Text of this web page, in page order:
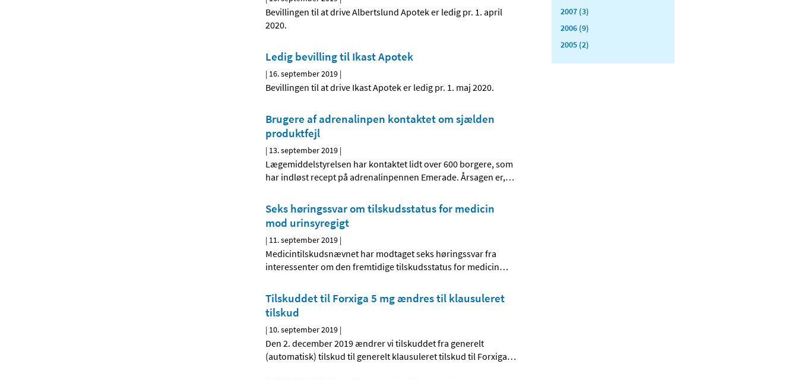
Bevillingen til at drive Albertslund Apotek er ledig pr. 1. april
2020.
Ledig bevilling til Ikast Apotek
| 16. september 2019 |
Bevillingen til at drive Ikast Apotek er ledig pr. 1. maj 2020.
Brugere af adrenalinpen kontaktet om sjælden
produktfejl
| 13. september 2019 |
Lægemiddelstyrelsen har kontaktet lidt over 600 borgere, som
har indløst recept på adrenalinpennen Emerade. Årsagen er,…
Seks høringssvar om tilskudsstatus for medicin
mod urinsyregigt
| 11. september 2019 |
Medicintilskudsnævnet har modtaget seks høringssvar fra
interessenter om den fremtidige tilskudsstatus for medicin…
Tilskuddet til Forxiga 5 mg ændres til klausuleret
tilskud
| 10. september 2019 |
Den 2. december 2019 ændrer vi tilskuddet fra generelt
(automatisk) tilskud til generelt klausuleret tilskud til Forxiga…
2007 (3)
2006 (9)
2005 (2)